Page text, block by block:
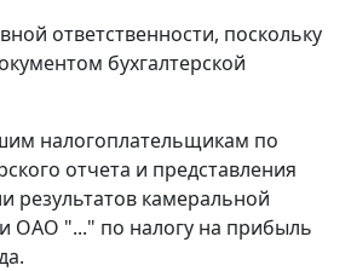
ответственности, поскольку
бухгалтерской
налогоплательщикам по
отчета и представления
результатов камеральной
ОАО "..." по налогу на прибыль